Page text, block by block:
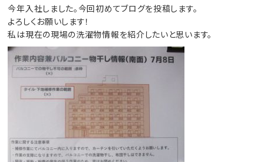
今年入社しました。今回初めてブログを投稿します。
よろしくお願いします！
私は現在の現場の洗濯物情報を紹介したいと思います。